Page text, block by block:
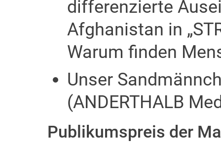
differenzierte
Afghanistan in
Warum finden
Unser
(ANDERTHALB
Publikumspreis der